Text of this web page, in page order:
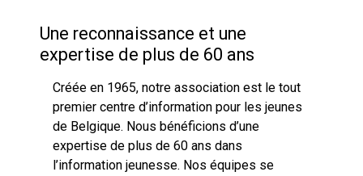
Une reconnaissance et une
expertise de plus de 60 ans
Créée en 1965, notre association est le tout
premier centre d’information pour les jeunes
de Belgique. Nous bénéficions d’une
expertise de plus de 60 ans dans
l’information jeunesse. Nos équipes se